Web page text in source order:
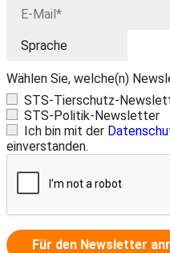
Wählen Sie, welche(n)
STS-Tierschutz-
STS-Politik-Newsletter
Ich bin mit der
einverstanden.
Für den Newsletter